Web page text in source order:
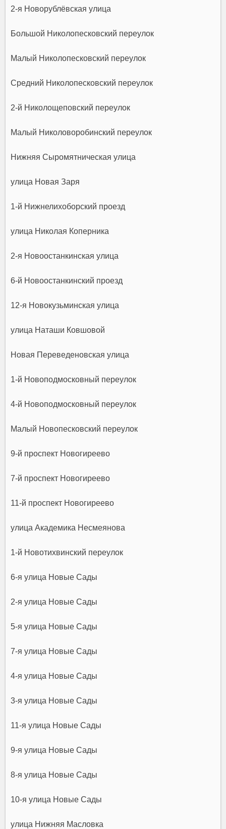
2-я Новорублёвская улица
Большой Николопесковский переулок
Малый Николопесковский переулок
Средний Николопесковский переулок
2-й Николощеповский переулок
Малый Николоворобинский переулок
Нижняя Сыромятническая улица
улица Новая Заря
1-й Нижнелихоборский проезд
улица Николая Коперника
2-я Новоостанкинская улица
6-й Новоостанкинский проезд
12-я Новокузьминская улица
улица Наташи Ковшовой
Новая Переведеновская улица
1-й Новоподмосковный переулок
4-й Новоподмосковный переулок
Малый Новопесковский переулок
9-й проспект Новогиреево
7-й проспект Новогиреево
11-й проспект Новогиреево
улица Академика Несмеянова
1-й Новотихвинский переулок
6-я улица Новые Сады
2-я улица Новые Сады
5-я улица Новые Сады
7-я улица Новые Сады
4-я улица Новые Сады
3-я улица Новые Сады
11-я улица Новые Сады
9-я улица Новые Сады
8-я улица Новые Сады
10-я улица Новые Сады
улица Нижняя Масловка